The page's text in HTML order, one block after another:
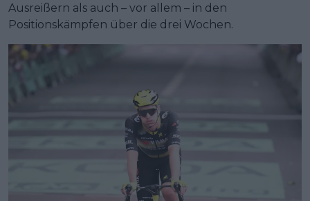
Ausreißern als auch – vor allem – in den
Positionskämpfen über die drei Wochen.